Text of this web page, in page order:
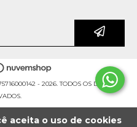
aceita o uso de cookies
- 2026. TODOS OS DIREITOS